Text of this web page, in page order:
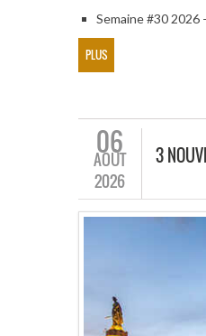
Semaine #30
PLUS
06
AOÛT
2026
3